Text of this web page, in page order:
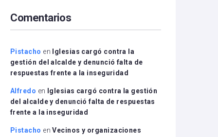
disminuir
el
Comentarios
Pistacho en
Iglesias cargó contra la
gestión del alcalde y denunció falta de
respuestas frente a la inseguridad
Alfredo en
Iglesias cargó contra la gestión
del alcalde y denunció falta de respuestas
frente a la inseguridad
Pistacho enVecinos y organizaciones